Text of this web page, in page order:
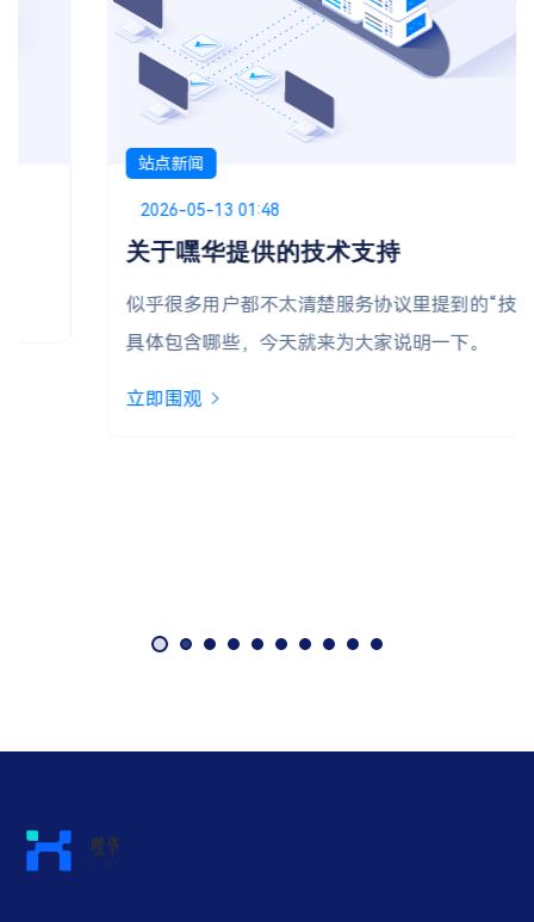
2026-05-13 01:48
关于嘿华提供的技术支持
似乎很多用户都不太清楚服务协议里提到的“技术支持”
具体包含哪些，今天就来为大家说明一下。